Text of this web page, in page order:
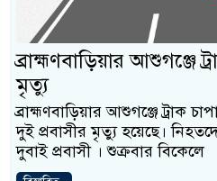
ব্রাহ্মণবাড়িয়ার আশুগঞ্জে
মৃত্যু
ব্রাহ্মণবাড়িয়ার আশুগঞ্জে ট্রাক
দুই প্রবাসীর মৃত্যু হয়েছে।
দুবাই প্রবাসী । শুক্রবার বিকেলে